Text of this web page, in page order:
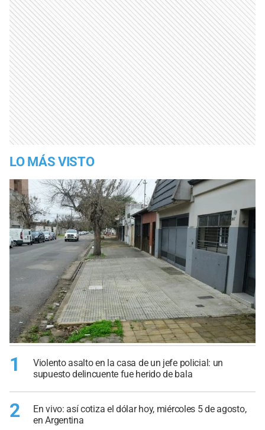
LO MÁS VISTO
1
Violento asalto en la casa de un jefe policial: un
supuesto delincuente fue herido de bala
2
En vivo: así cotiza el dólar hoy, miércoles 5 de agosto,
en Argentina